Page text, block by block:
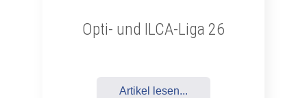
Opti- und ILCA-Liga 26
Artikel lesen...